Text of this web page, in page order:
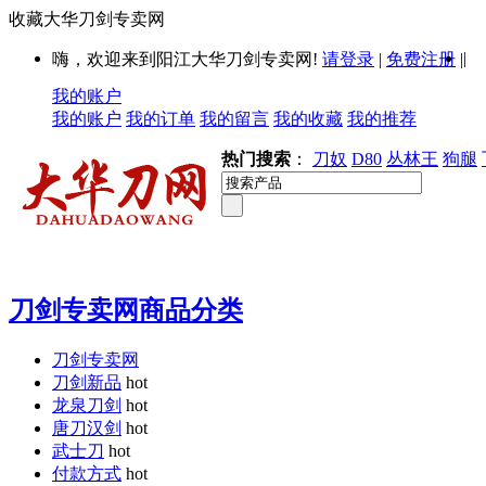
收藏大华刀剑专卖网
嗨，欢迎来到阳江大华刀剑专卖网! 请登录 | 免费注册 ||
我的账户
我的账户 我的订单 我的留言 我的收藏 我的推荐
热门搜索 ： 刀奴 D80 丛林王 狗腿
刀剑专卖网商品分类
刀剑专卖网
刀剑新品 hot
龙泉刀剑 hot
唐刀汉剑 hot
武士刀 hot
付款方式 hot